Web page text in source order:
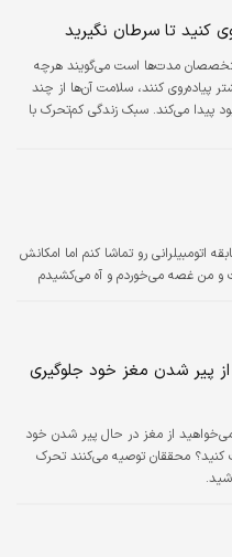
کنید تا سرطان نگیرید
مدت‌ها است می‌گویند هرچه
پیاده‌روی کنند، سلامت آن‌ها از چند
پیدا می‌کند. سبک زندگی کم‌تحرک با
اتومبیلرانی رو تماشا کنم اما امکانش
و من غصه می‌خوردم و آه می‌کشیدم
پیر شدن مغز خود جلوگیری
می‌خواهید از مغز در حال پیر شدن خود
محققان توصیه می‌کنند تحرک